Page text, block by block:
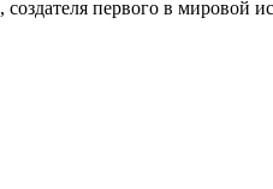
первого в мировой